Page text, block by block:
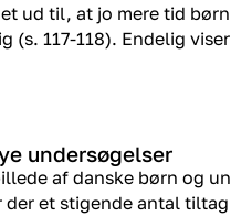
ud til, at jo mere tid
(s. 117-118). Endelig
undersøgelser
af danske børn og
der et stigende antal